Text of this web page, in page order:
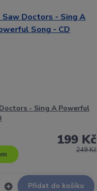
- Sing A Powerful
249 Kč
199 Kč
Přidat do košíku